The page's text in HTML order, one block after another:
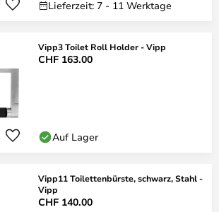
Lieferzeit: 7 - 11 Werktage
Vipp3 Toilet Roll Holder - Vipp
CHF 163.00
Auf Lager
Vipp11 Toilettenbürste, schwarz, Stahl -
Vipp
CHF 140.00